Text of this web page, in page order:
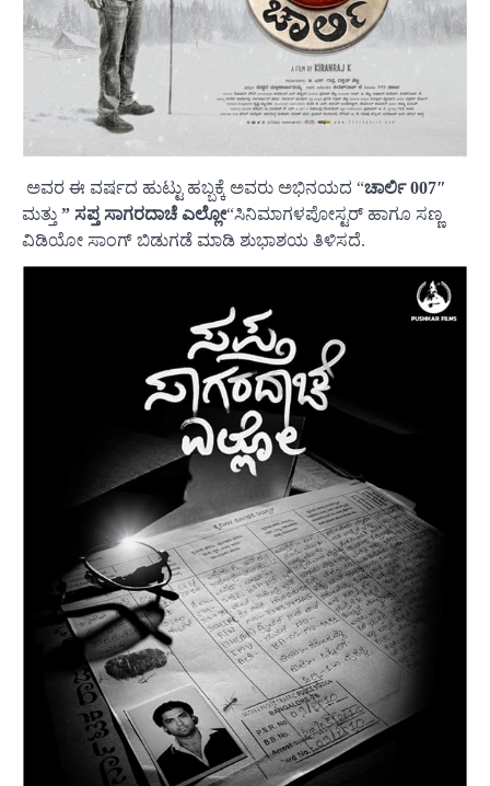
ಅವರ ಈ ವರ್ಷದ ಹುಟ್ಟು ಹಬ್ಬಕ್ಕೆ ಅವರು ಅಭಿನಯದ “ಚಾರ್ಲಿ 007″
ಮತ್ತು ” ಸಪ್ತ ಸಾಗರದಾಚೆ ಎಲ್ಲೋ“ಸಿನಿಮಾಗಳಪೋಸ್ಟರ್ ಹಾಗೂ ಸಣ್ಣ
ವಿಡಿಯೋ ಸಾಂಗ್ ಬಿಡುಗಡೆ ಮಾಡಿ ಶುಭಾಶಯ ತಿಳಿಸದೆ.